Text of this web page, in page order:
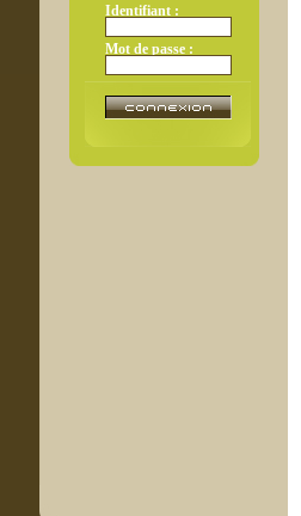
Identifiant :
Mot de passe :